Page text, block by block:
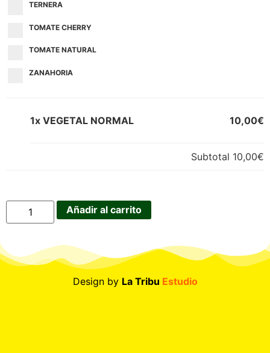
TERNERA
TOMATE CHERRY
TOMATE NATURAL
ZANAHORIA
1x VEGETAL NORMAL 10,00€
Subtotal 10,00€
Añadir al carrito
Design by La Tribu Estudio